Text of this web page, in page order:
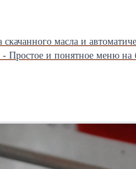
масла и
Простое и понятное меню
ввода). - Ёмкость
Функция вымывания масла
стенда -
газов с возможностью
процессом - Удобное
контролирует остаточное